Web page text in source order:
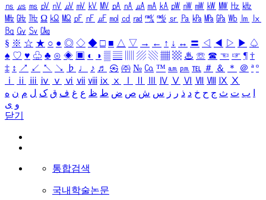
㎱ ㎲ ㎳ ㎴ ㎵ ㎶ ㎷ ㎸ ㎹ ㎀ ㎁ ㎂ ㎃ ㎄ ㎺ ㎻ ㎽ ㎾ ㎿ ㎐ ㎑
㎒ ㎓ ㎔ Ω ㏀ ㏁ ㎊ ㎋ ㎌ ㏖ ㏅ ㎭ ㎮ ㎯ ㏛ ㎩ ㎪ ㎫ ㎬ ㏝ ㏐
㏓
㏃ ㏉ ㏜ ㏆
§ ※ ☆ ★ ○ ● ◎ ◇ ◆ □ ■ △ ▽ → ← ↑ ↓ ↔ 〓 ◁ ◀ ▷ ▶ ♤
♠ ♡ ♥ ♧ ♣ ⊙ ◈ ▣ ◐ ◑ ▒ ▤ ▨ ▧ ▦ ▩ ♨ ☏ ☎ ☜ ☞ ¶ †
‡ ↕ ↗ ↙ ↖ ↘ ♭ ♩ ♪ ♬ ㉿ ㈜ № ㏇ ™ ㏂ ㏘ ℡ ＃ ＆ ＊ ＠ ª º
ⅰ
ⅱ ⅲ ⅳ ⅴ ⅵ ⅶ ⅷ ⅸ ⅹ Ⅳ Ⅴ Ⅵ Ⅶ Ⅷ Ⅸ Ⅹ
ب ت ث ج ح خ د ذ ر ز س ش ص ض ط ظ ع غ ف ق ک ل م ن ه
و ی
닫기
통합검색
국내학술논문